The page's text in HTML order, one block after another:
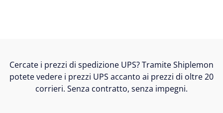
Cercate i prezzi di spedizione UPS? Tramite Shiplemon
potete vedere i prezzi UPS accanto ai prezzi di oltre 20
corrieri. Senza contratto, senza impegni.